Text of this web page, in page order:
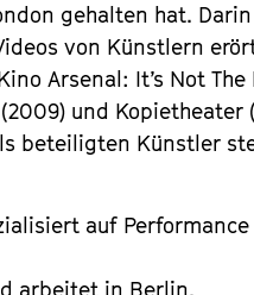
gehalten hat.
von Künstlern
Arsenal: It’s Not The
und
beteiligten Künstler
auf
arbeitet in Berlin.